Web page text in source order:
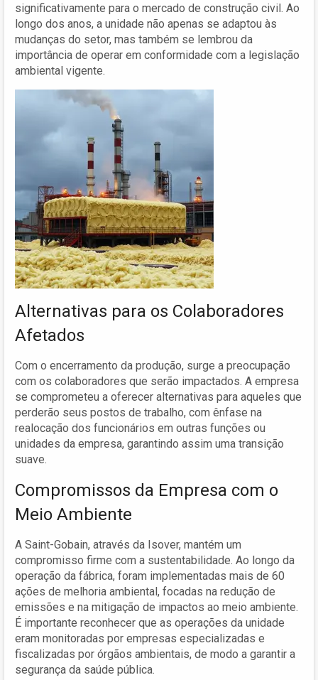
significativamente para o mercado de construção civil. Ao
longo dos anos, a unidade não apenas se adaptou às
mudanças do setor, mas também se lembrou da
importância de operar em conformidade com a legislação
ambiental vigente.
Alternativas para os Colaboradores
Afetados
Com o encerramento da produção, surge a preocupação
com os colaboradores que serão impactados. A empresa
se comprometeu a oferecer alternativas para aqueles que
perderão seus postos de trabalho, com ênfase na
realocação dos funcionários em outras funções ou
unidades da empresa, garantindo assim uma transição
suave.
Compromissos da Empresa com o
Meio Ambiente
A Saint-Gobain, através da Isover, mantém um
compromisso firme com a sustentabilidade. Ao longo da
operação da fábrica, foram implementadas mais de 60
ações de melhoria ambiental, focadas na redução de
emissões e na mitigação de impactos ao meio ambiente.
É importante reconhecer que as operações da unidade
eram monitoradas por empresas especializadas e
fiscalizadas por órgãos ambientais, de modo a garantir a
segurança da saúde pública.